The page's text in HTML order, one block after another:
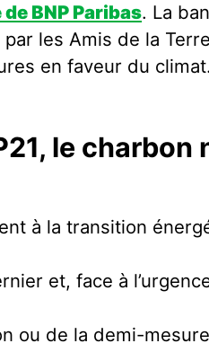
BNP Paribas. La
par les Amis de la
en faveur du climat.
le charbon
à la transition
et, face à
ou de la demi-